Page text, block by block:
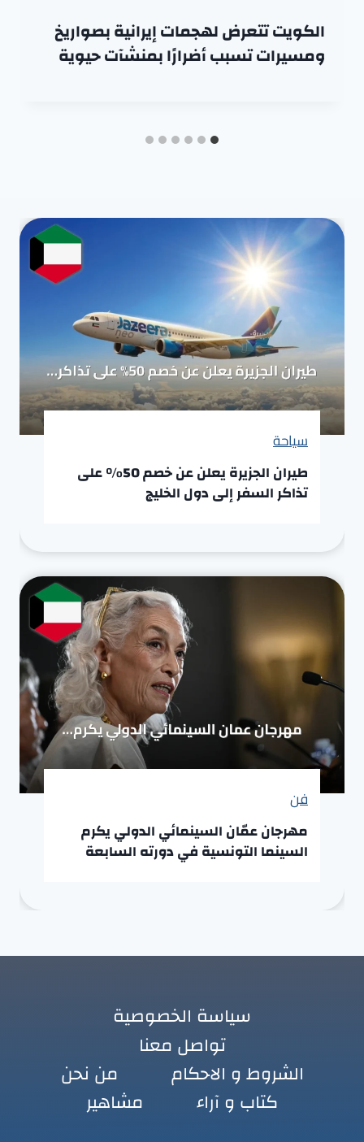
الكويت تتعرض لهجمات إيرانية بصواريخ
ومسيرات تسبب أضرارًا بمنشآت حيوية
سياحة
طيران الجزيرة يعلن عن خصم 50% على
تذاكر السفر إلى دول الخليج
فن
مهرجان عمّان السينمائي الدولي يكرم
السينما التونسية في دورته السابعة
سياسة الخصوصية
تواصل معنا
الشروط و الاحكام
من نحن
كتاب و آراء
مشاهير